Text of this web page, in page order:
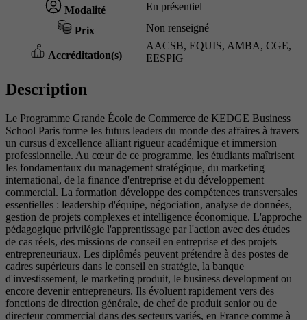
Modalité En présentiel
Prix Non renseigné
Accréditation(s)
AACSB, EQUIS, AMBA, CGE,
EESPIG
Description
Le Programme Grande École de Commerce de KEDGE Business
School Paris forme les futurs leaders du monde des affaires à travers
un cursus d'excellence alliant rigueur académique et immersion
professionnelle. Au cœur de ce programme, les étudiants maîtrisent
les fondamentaux du management stratégique, du marketing
international, de la finance d'entreprise et du développement
commercial. La formation développe des compétences transversales
essentielles : leadership d'équipe, négociation, analyse de données,
gestion de projets complexes et intelligence économique. L'approche
pédagogique privilégie l'apprentissage par l'action avec des études
de cas réels, des missions de conseil en entreprise et des projets
entrepreneuriaux. Les diplômés peuvent prétendre à des postes de
cadres supérieurs dans le conseil en stratégie, la banque
d'investissement, le marketing produit, le business development ou
encore devenir entrepreneurs. Ils évoluent rapidement vers des
fonctions de direction générale, de chef de produit senior ou de
directeur commercial dans des secteurs variés, en France comme à